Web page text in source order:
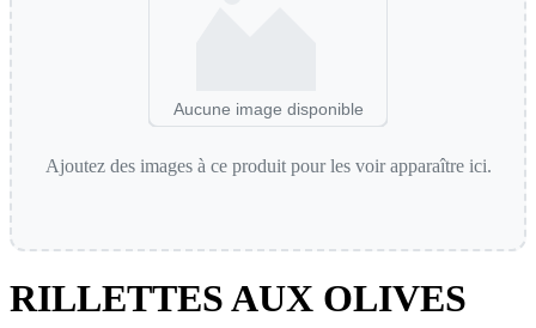
Aucune image disponible
Ajoutez des images à ce produit pour les voir apparaître ici.
RILLETTES AUX OLIVES